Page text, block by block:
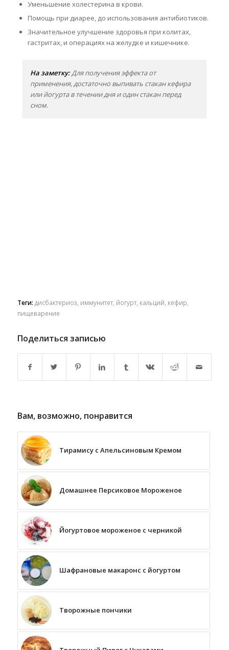
Уменьшение холестерина в крови.
Помощь при диарее, до использования антибиотиков.
Значительное улучшение здоровья при колитах,
гастритах, и операциях на желудке и кишечнике.
На заметку:Для получения эффекта от
применения, достаточно выпивать стакан кефира
или йогурта в течении дня и один стакан перед
сном.
Теги: дисбактериоз, иммунитет, йогурт, кальций, кефир,
пищеварение
Поделиться записью
Вам, возможно, понравится
Тирамису с Апельсиновым Кремом
Домашнее Персиковое Мороженое
Йогуртовое мороженое с черникой
Шафрановые макаронс с йогуртом
Творожные пончики